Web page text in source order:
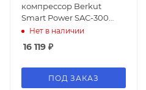
компрессор Berkut
Smart Power SAC-300
180л/мин шланг 3.5м
Нет в наличии
16 119 ₽
ПОД ЗАКАЗ